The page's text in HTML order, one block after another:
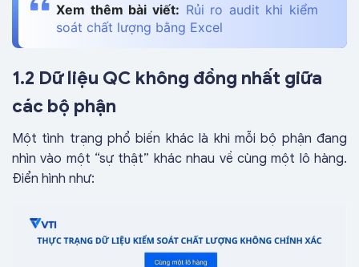
Xem thêm bài viết: Rủi ro audit khi kiểm
soát chất lượng bằng Excel
1.2 Dữ liệu QC không đồng nhất giữa
các bộ phận
Một tình trạng phổ biến khác là khi mỗi bộ phận đang
nhìn vào một “sự thật” khác nhau về cùng một lô hàng.
Điển hình như: